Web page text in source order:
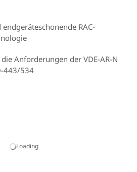
Loading
RAC-
Anforderungen der VDE-AR-N
443/534
230 V Spannungsversorgung (L